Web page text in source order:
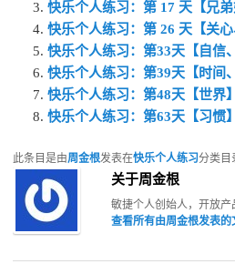
快乐个人练习：第 17 天【兄
快乐个人练习：第 26 天【关
快乐个人练习：第33天【自信
快乐个人练习：第39天【时间
快乐个人练习：第48天【世界】
快乐个人练习：第63天【习惯】
此条目是由周金根发表在快乐个人练习分类目
关于周金根
敏捷个人创始人，开放产
查看所有由周金根发表的